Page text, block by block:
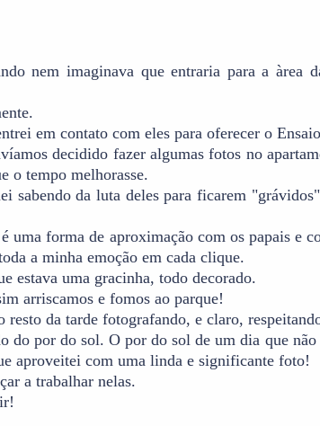
nem imaginava que entraria para a àrea
em contato com eles para oferecer o
decidido fazer algumas fotos no
o tempo melhorasse.
sabendo da luta deles para ficarem
forma de aproximação com os papais e
a minha emoção em cada clique.
estava uma gracinha, todo decorado.
arriscamos e fomos ao parque!
da tarde fotografando, e claro,
por do sol. O por do sol de um dia que
aproveitei com uma linda e significante foto!
a trabalhar nelas.